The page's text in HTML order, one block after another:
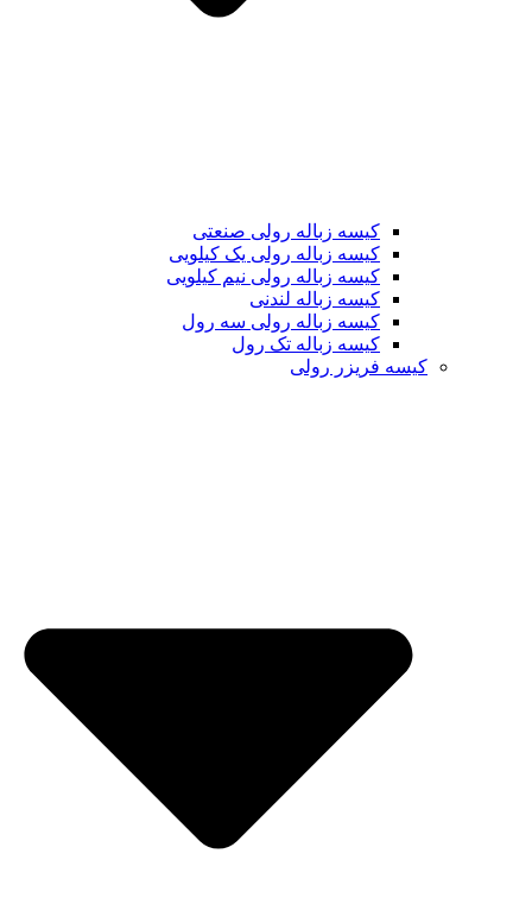
کیسه زباله رولی صنعتی
کیسه زباله رولی یک کیلویی
کیسه زباله رولی نیم کیلویی
کیسه زباله لندنی
کیسه زباله رولی سه رول
کیسه زباله تک رول
کیسه فریزر رولی